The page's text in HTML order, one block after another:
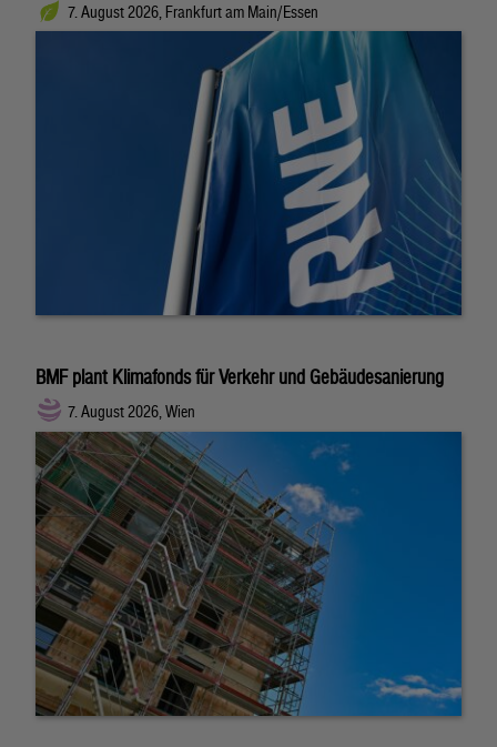
7. August 2026, Frankfurt am Main/Essen
BMF plant Klimafonds für Verkehr und Gebäudesanierung
7. August 2026, Wien